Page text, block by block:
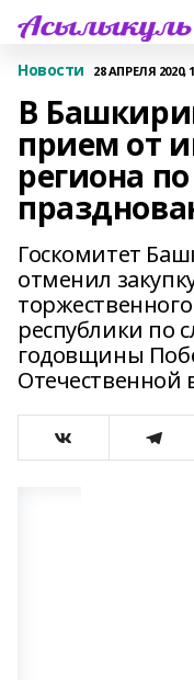
Новости 28 АПРЕЛЯ 2020,
В
прием от
региона
Госкомитет
отменил
республики по
годовщины
Отечественной